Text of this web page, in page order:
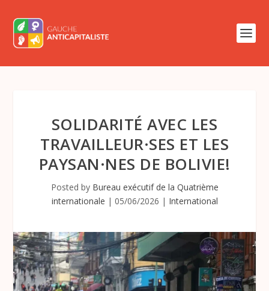
SOLIDARITÉ AVEC LES
TRAVAILLEUR·SES ET LES
PAYSAN·NES DE BOLIVIE!
Posted by Bureau exécutif de la Quatrième
internationale | 05/06/2026 | International